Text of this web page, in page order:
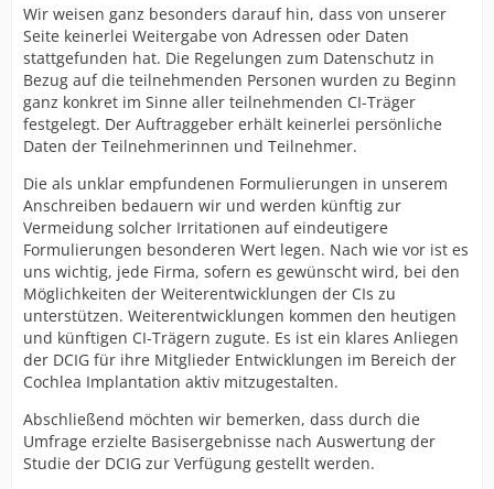
Wir weisen ganz besonders darauf hin, dass von unserer
Seite keinerlei Weitergabe von Adressen oder Daten
stattgefunden hat. Die Regelungen zum Datenschutz in
Bezug auf die teilnehmenden Personen wurden zu Beginn
ganz konkret im Sinne aller teilnehmenden CI-Träger
festgelegt. Der Auftraggeber erhält keinerlei persönliche
Daten der Teilnehmerinnen und Teilnehmer.
Die als unklar empfundenen Formulierungen in unserem
Anschreiben bedauern wir und werden künftig zur
Vermeidung solcher Irritationen auf eindeutigere
Formulierungen besonderen Wert legen. Nach wie vor ist es
uns wichtig, jede Firma, sofern es gewünscht wird, bei den
Möglichkeiten der Weiterentwicklungen der CIs zu
unterstützen. Weiterentwicklungen kommen den heutigen
und künftigen CI-Trägern zugute. Es ist ein klares Anliegen
der DCIG für ihre Mitglieder Entwicklungen im Bereich der
Cochlea Implantation aktiv mitzugestalten.
Abschließend möchten wir bemerken, dass durch die
Umfrage erzielte Basisergebnisse nach Auswertung der
Studie der DCIG zur Verfügung gestellt werden.